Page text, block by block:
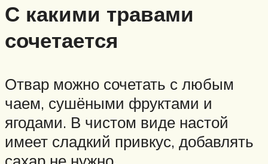
С какими травами
сочетается
Отвар можно сочетать с любым
чаем, сушёными фруктами и
ягодами. В чистом виде настой
имеет сладкий привкус, добавлять